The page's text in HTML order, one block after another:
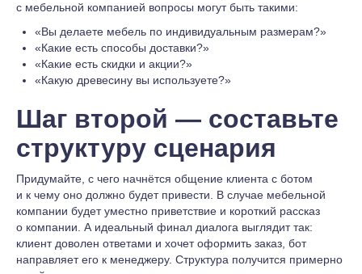
с мебельной компанией вопросы могут быть такими:
«Вы делаете мебель по индивидуальным размерам?»
«Какие есть способы доставки?»
«Какие есть скидки и акции?»
«Какую древесину вы используете?»
Шаг второй — составьте
структуру сценария
Придумайте, с чего начнётся общение клиента с ботом
и к чему оно должно будет привести. В случае мебельной
компании будет уместно приветствие и короткий рассказ
о компании. А идеальный финал диалога выглядит так:
клиент доволен ответами и хочет оформить заказ, бот
направляет его к менеджеру. Структура получится примерно